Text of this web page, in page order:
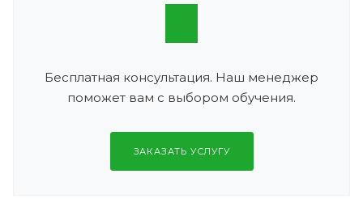
Бесплатная консультация. Наш менеджер
поможет вам с выбором обучения.
ЗАКАЗАТЬ УСЛУГУ